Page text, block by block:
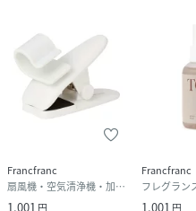
Francfranc
扇風機・空気清浄機・加湿器
1,001 円
Francfranc
1,001 円